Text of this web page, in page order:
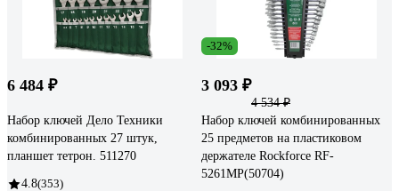
6 484 ₽
Набор ключей Дело Техники
комбинированных 27 штук,
планшет тетрон. 511270
4.8(353)
-32%
3 093 ₽
4 534 ₽
Набор ключей комбинированных
25 предметов на пластиковом
держателе Rockforce RF-
5261MP(50704)